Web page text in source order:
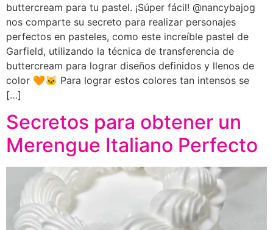
buttercream para tu pastel. ¡Súper fácil! @nancybajog
nos comparte su secreto para realizar personajes
perfectos en pasteles, como este increíble pastel de
Garfield, utilizando la técnica de transferencia de
buttercream para lograr diseños definidos y llenos de
color 🧡🐱 Para lograr estos colores tan intensos se
[…]
Secretos para obtener un
Merengue Italiano Perfecto